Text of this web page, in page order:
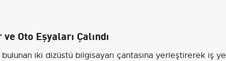
Oto Eşyaları Çalındı
iki dizüstü bilgisayarı çantasına yerleştirerek iş